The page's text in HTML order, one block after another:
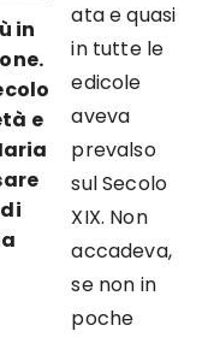
in
e
ata e quasi
in tutte le
edicole
aveva
prevalso
sul Secolo
XIX. Non
accadeva,
se non in
poche